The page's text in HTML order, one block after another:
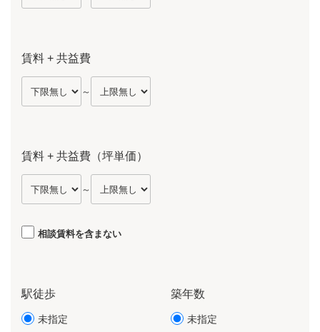
賃料 + 共益費
～
賃料 + 共益費（坪単価）
～
相談賃料を含まない
駅徒歩
未指定
築年数
未指定